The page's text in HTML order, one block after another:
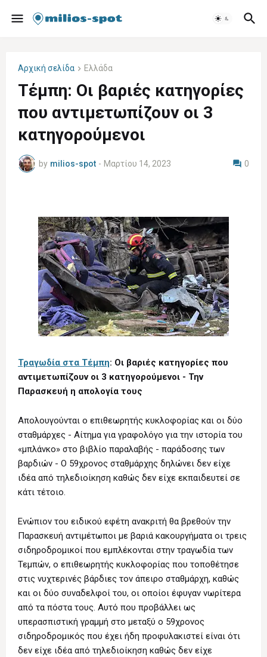
Αρχική σελίδα Ελλάδα
Τέμπη: Οι βαριές κατηγορίες
που αντιμετωπίζουν οι 3
κατηγορούμενοι
by milios-spot - Μαρτίου 14, 2023 0
Τραγωδία στα Τέμπη: Οι βαριές κατηγορίες που
αντιμετωπίζουν οι 3 κατηγορούμενοι - Την
Παρασκευή η απολογία τους
Απολουγούνται ο επιθεωρητής κυκλοφορίας και οι δύο
σταθμάρχες - Αίτημα για γραφολόγο για την ιστορία του
«μπλάνκο» στο βιβλίο παραλαβής - παράδοσης των
βαρδιών - Ο 59χρονος σταθμάρχης δηλώνει δεν είχε
ιδέα από τηλεδιοίκηση καθώς δεν είχε εκπαιδευτεί σε
κάτι τέτοιο.
Ενώπιον του ειδικού εφέτη ανακριτή θα βρεθούν την
Παρασκευή αντιμέτωποι με βαριά κακουργήματα οι τρεις
σιδηροδρομικοί που εμπλέκονται στην τραγωδία των
Τεμπών, ο επιθεωρητής κυκλοφορίας που τοποθέτησε
στις νυχτερινές βάρδιες τον άπειρο σταθμάρχη, καθώς
και οι δύο συναδελφοί του, οι οποίοι έφυγαν νωρίτερα
από τα πόστα τους. Αυτό που προβάλλει ως
υπερασπιστική γραμμή στο μεταξύ ο 59χρονος
σιδηροδρομικός που έχει ήδη προφυλακιστεί είναι ότι
δεν είχε ιδέα από τηλεδιοίκηση καθώς δεν είχε